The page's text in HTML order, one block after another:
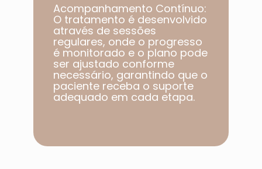
Acompanhamento Contínuo:
O tratamento é desenvolvido
através de sessões
regulares, onde o progresso
é monitorado e o plano pode
ser ajustado conforme
necessário, garantindo que o
paciente receba o suporte
adequado em cada etapa.​